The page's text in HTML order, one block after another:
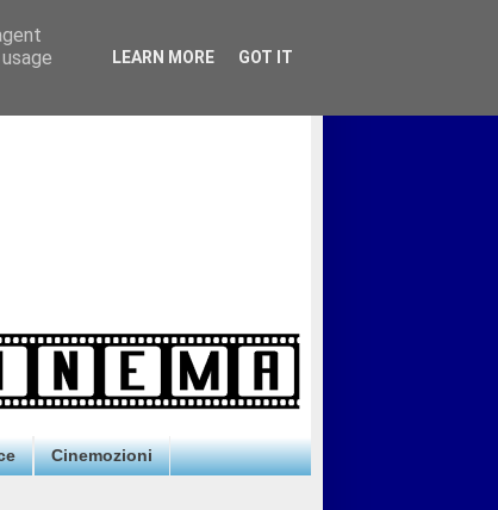
Cinemozioni
LEARN MORE GOT IT